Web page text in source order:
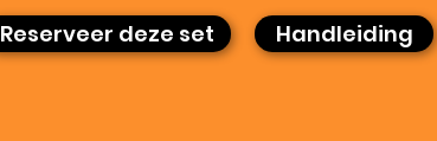
Reserveer deze set Handleiding